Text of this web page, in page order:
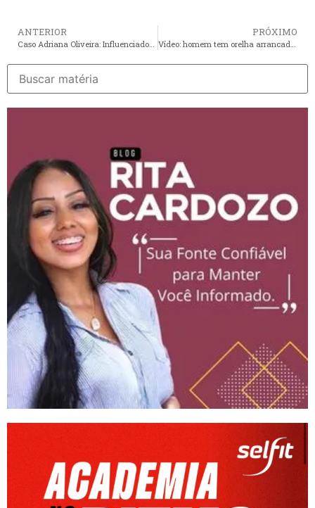
ANTERIOR
Caso Adriana Oliveira: Influenciadora relatou em áudio que estava trancada no quarto antes de ser morta
PRÓXIMO
Vídeo: homem tem orelha arrancada durante briga no Terminal da Praia Grande